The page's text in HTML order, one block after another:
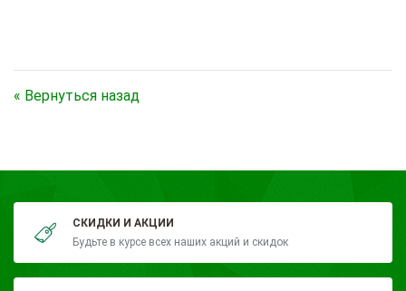
« Вернуться назад
СКИДКИ И АКЦИИ
Будьте в курсе всех наших акций и скидок